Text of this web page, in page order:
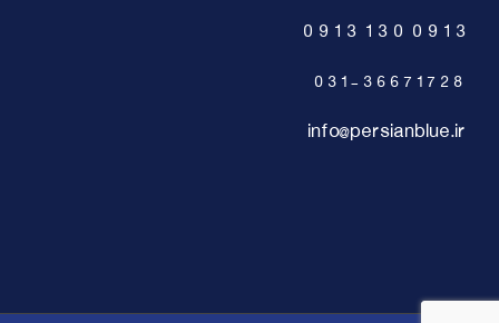
0 9 1 3 1 3 0 0 9 1 3
0 3 1 - 3 6 6 7 1 7 2 8
info@persianblue.ir